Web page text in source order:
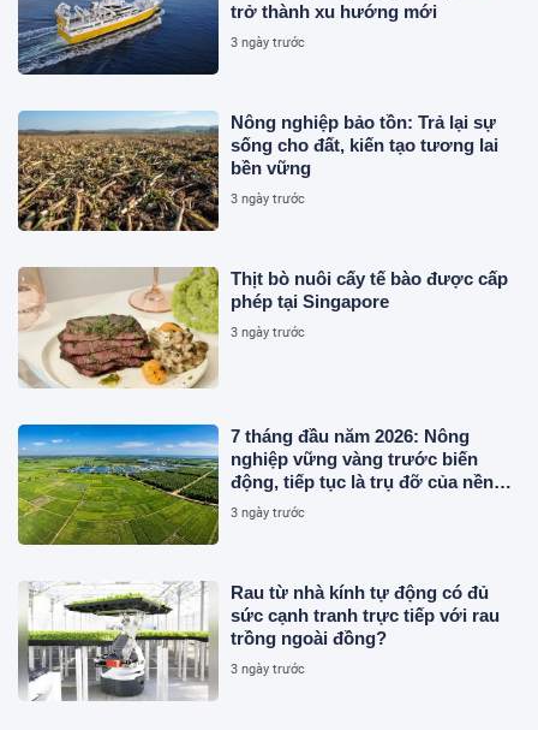
trở thành xu hướng mới
3 ngày trước
Nông nghiệp bảo tồn: Trả lại sự
sống cho đất, kiến tạo tương lai
bền vững
3 ngày trước
Thịt bò nuôi cấy tế bào được cấp
phép tại Singapore
3 ngày trước
7 tháng đầu năm 2026: Nông
nghiệp vững vàng trước biến
động, tiếp tục là trụ đỡ của nền
kinh tế
3 ngày trước
Rau từ nhà kính tự động có đủ
sức cạnh tranh trực tiếp với rau
trồng ngoài đồng?
3 ngày trước